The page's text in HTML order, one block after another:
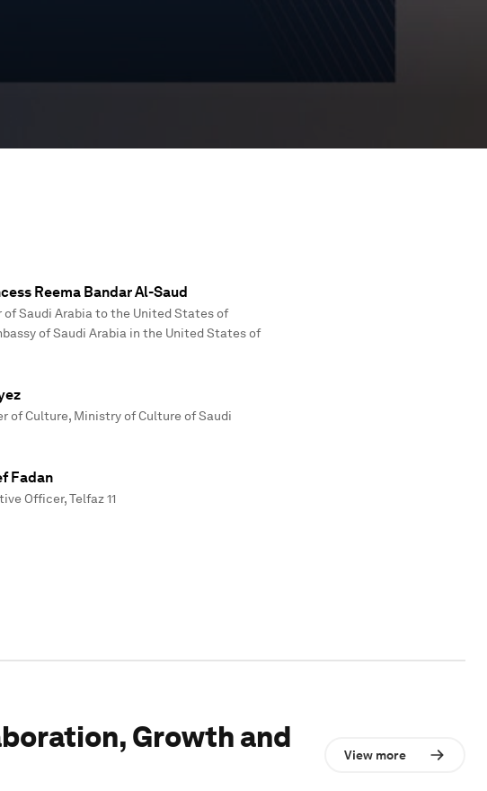
Reema Bandar Al-Saud
of Saudi Arabia to the United States of
of Saudi Arabia in the United States of
of Culture, Ministry of Culture of Saudi
Fadan
Officer, Telfaz 11
Growth and
View more